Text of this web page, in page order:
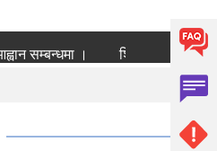
। शिक्षक सरुवा बिज्ञापन